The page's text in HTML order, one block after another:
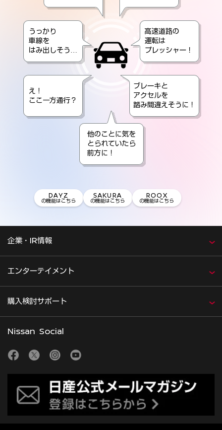
うっかり
車線を
はみ出しそう …
高速道路の
運転は
プレッシャー！
え！
ここ一方通行？
ブレーキと
アクセルを
踏み間違えそうに！
他のことに気を
とられていたら
前方に！
DAYZ
の機能はこちら
SAKURA
の機能はこちら
ROOX
の機能はこちら
企業・IR情報
エンターテイメント
購入検討サポート
Nissan Social